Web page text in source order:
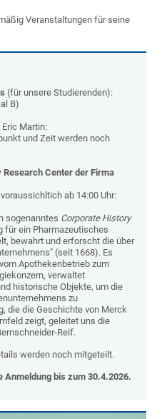
Veranstaltungen für seine
(für unsere Studierenden):
B)
Eric Martin:
und Zeit werden noch
Center der Firma
ab 14:00 Uhr:
sogenanntes Corporate History
für ein Pharmazeutisches
bewahrt und erforscht die über
(seit 1668). Es
Apothekenbetrieb zum
verwaltet
historische Objekte, um die
zu
die die Geschichte von Merck
zeigt, geleitet uns die
Reif.
werden noch mitgeteilt.
Anmeldung bis zum 30.4.2026.